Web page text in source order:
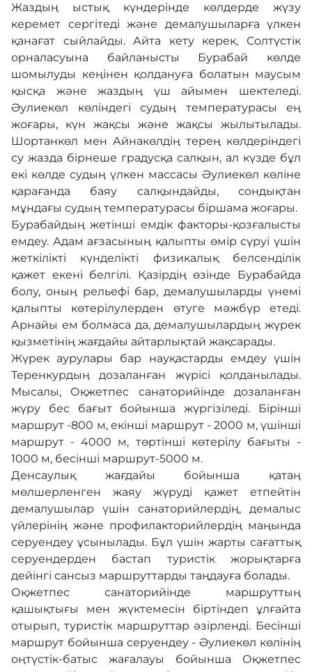
Жаздың ыстық күндерінде көлдерде жүзу
керемет сергітеді және демалушыларға үлкен
қанағат сыйлайды. Айта кету керек, Солтүстік
орналасуына байланысты Бурабай көлде
шомылуды кеңінен қолдануға болатын маусым
қысқа және жаздың үш айымен шектеледі.
Әулиекөл көліндегі судың температурасы ең
жоғары, күн жақсы және жақсы жылытылады.
Шортанкөл мен Айнакөлдің терең көлдеріндегі
су жазда бірнеше градусқа салқын, ал күзде бұл
екі көлде судың үлкен массасы Әулиекөл көліне
қарағанда баяу салқындайды, сондықтан
мұндағы судың температурасы біршама жоғары.
Бурабайдың жетінші емдік факторы-қозғалысты
емдеу. Адам ағзасының қалыпты өмір сүруі үшін
жеткілікті күнделікті физикалық белсенділік
қажет екені белгілі. Қазірдің өзінде Бурабайда
болу, оның рельефі бар, демалушыларды үнемі
қалыпты көтерілулерден өтуге мәжбүр етеді.
Арнайы ем болмаса да, демалушылардың жүрек
қызметінің жағдайы айтарлықтай жақсарады.
Жүрек аурулары бар науқастарды емдеу үшін
Теренкурдың дозаланған жүрісі қолданылады.
Мысалы, Оқжетпес санаторийінде дозаланған
жүру бес бағыт бойынша жүргізіледі. Бірінші
маршрут -800 м, екінші маршрут - 2000 м, үшінші
маршрут - 4000 м, төртінші көтерілу бағыты -
1000 м, бесінші маршрут-5000 м.
Денсаулық жағдайы бойынша қатаң
мөлшерленген жаяу жүруді қажет етпейтін
демалушылар үшін санаторийлердің, демалыс
үйлерінің және профилакторийлердің маңында
серуендеу ұсынылады. Бұл үшін жарты сағаттық
серуендерден бастап туристік жорықтарға
дейінгі сансыз маршруттарды таңдауға болады.
Оқжетпес санаторийінде маршруттың
қашықтығы мен жүктемесін біртіндеп ұлғайта
отырып, туристік маршруттар әзірленді. Бесінші
маршрут бойынша серуендеу - Әулиекөл көлінің
оңтүстік-батыс жағалауы бойынша Оқжетпес